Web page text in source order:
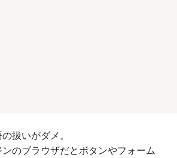
扱いがダメ。
のブラウザだとボタンやフォーム